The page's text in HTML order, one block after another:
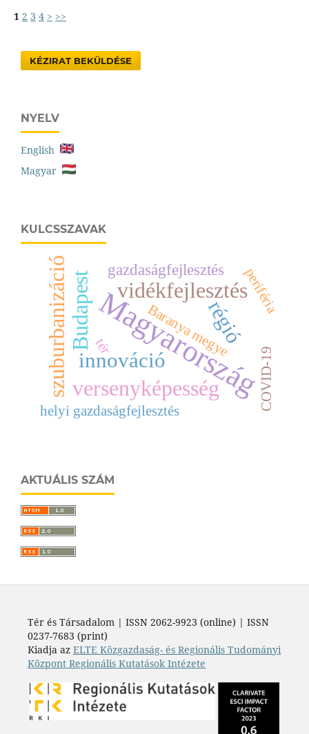
1 2 3 4 > >>
KÉZIRAT BEKÜLDÉSE
NYELV
English
Magyar
KULCSSZAVAK
Magyarország
vidékfejlesztés
versenyképesség
Budapest
szuburbanizáció innováció
régió
gazdaságfejlesztés
COVID-19
Baranya megye
helyi gazdaságfejlesztés
tér
periféria
AKTUÁLIS SZÁM
Tér és Társadalom | ISSN 2062-9923 (online) | ISSN
0237-7683 (print)
Kiadja az ELTE Közgazdaság- és Regionális Tudományi
Központ Regionális Kutatások Intézete